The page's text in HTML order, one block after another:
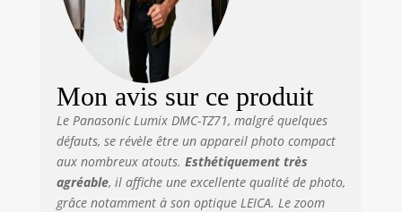
Mon avis sur ce produit
Le Panasonic Lumix DMC-TZ71, malgré quelques
défauts, se révèle être un appareil photo compact
aux nombreux atouts. Esthétiquement très
agréable, il affiche une excellente qualité de photo,
grâce notamment à son optique LEICA. Le zoom